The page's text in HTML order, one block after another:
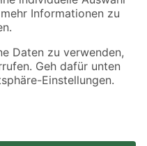
dargestellten Angebote sind unter
Verfügbarkeiten beziehen
Baumarkt. Alle Angebote und
für Artikel mit Speditionsversand, hier